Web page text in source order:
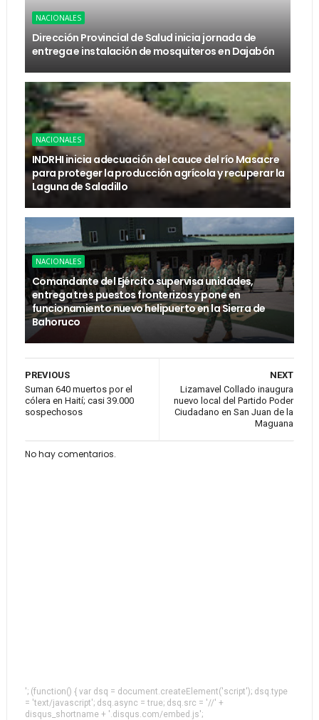
NACIONALES
Dirección Provincial de Salud inicia jornada de
entrega e instalación de mosquiteros en Dajabón
NACIONALES
INDRHI inicia adecuación del cauce del río Masacre
para proteger la producción agrícola y recuperar la
Laguna de Saladillo
NACIONALES
Comandante del Ejército supervisa unidades,
entrega tres puestos fronterizos y pone en
funcionamiento nuevo helipuerto en la Sierra de
Bahoruco
NEXT
Lizamavel Collado inaugura
nuevo local del Partido Poder
Ciudadano en San Juan de la
Maguana
PREVIOUS
Suman 640 muertos por el
cólera en Haití; casi 39.000
sospechosos
No hay comentarios.
'; (function() { var dsq = document.createElement('script'); dsq.type
= 'text/javascript'; dsq.async = true; dsq.src = '//' +
disqus_shortname + '.disqus.com/embed.js';